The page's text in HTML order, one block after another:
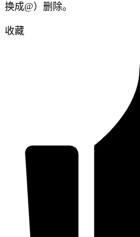
换成@）删除。
收藏